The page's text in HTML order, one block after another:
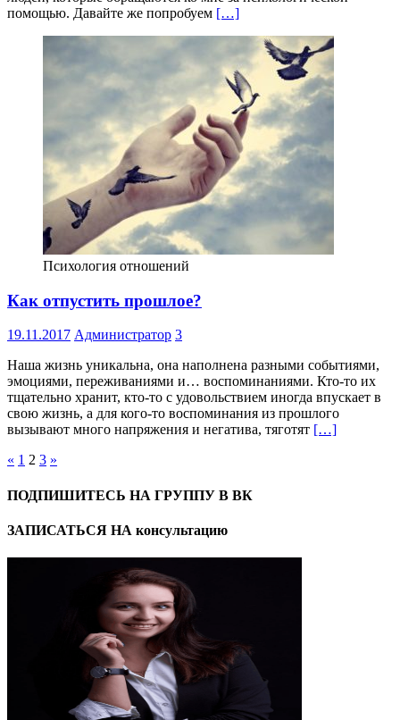
помощью. Давайте же попробуем […]
Психология отношений
Как отпустить прошлое?
19.11.2017 Администратор 3
Наша жизнь уникальна, она наполнена разными событиями,
эмоциями, переживаниями и… воспоминаниями. Кто-то их
тщательно хранит, кто-то с удовольствием иногда впускает в
свою жизнь, а для кого-то воспоминания из прошлого
вызывают много напряжения и негатива, тяготят […]
Навигация
по
« 1 2 3 »
ПОДПИШИТЕСЬ НА ГРУППУ В ВК
ЗАПИСАТЬСЯ НА консультацию